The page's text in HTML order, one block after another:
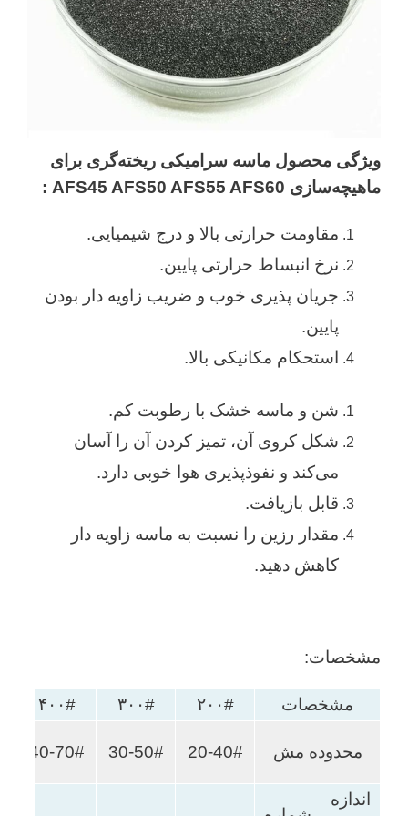
ویژگی محصول ماسه سرامیکی ریخته‌گری برای
ماهیچه‌سازی AFS45 AFS50 AFS55 AFS60
:
مقاومت حرارتی بالا و درج شیمیایی.
نرخ انبساط حرارتی پایین.
جریان پذیری خوب و ضریب زاویه دار بودن
پایین.
استحکام مکانیکی بالا.
شن و ماسه خشک با رطوبت کم.
شکل کروی آن، تمیز کردن آن را آسان
می‌کند و نفوذپذیری هوا خوبی دارد.
قابل بازیافت.
مقدار رزین را نسبت به ماسه زاویه دار
کاهش دهید.
مشخصات:
مشخصات ۲۰۰# ۳۰۰# ۴۰۰#
محدوده مش 20-40#
30-50#
40-70#
اندازه